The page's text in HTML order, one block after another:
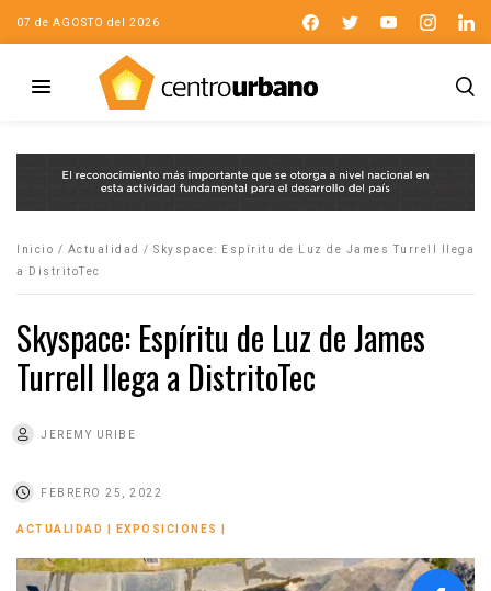
07 de AGOSTO del 2026
Inicio / Actualidad / Skyspace: Espíritu de Luz de James Turrell llega
a DistritoTec
Skyspace: Espíritu de Luz de James
Turrell llega a DistritoTec
JEREMY URIBE
FEBRERO 25, 2022
ACTUALIDAD EXPOSICIONES